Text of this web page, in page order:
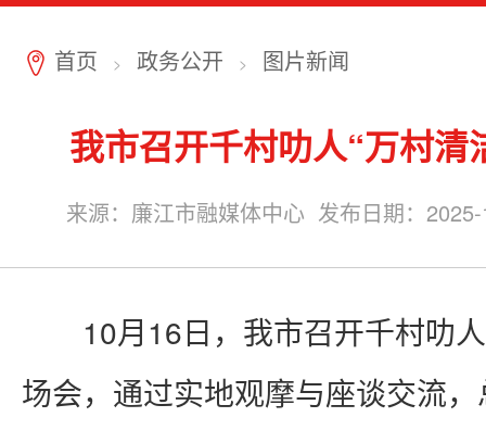
7 首页 > 政务公开 > 图片新闻
我市召开千村叻人“万村清
来源：廉江市融媒体中心 发布日期：
10月16日，我市召开千村叻人
场会，通过实地观摩与座谈交流